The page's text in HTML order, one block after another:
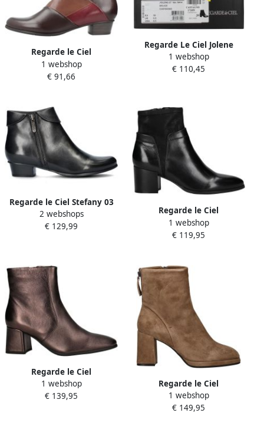
Regarde le Ciel
Enkellaarzen
STEFANY3962757
1 webshop
€ 91,66
Regarde Le Ciel Jolene
Enkellaars
1 webshop
€ 110,45
Regarde le Ciel Stefany 03
enkellaarsjes
2 webshops
€ 129,99
Regarde le Ciel
Enkellaarzen
1 webshop
€ 119,95
Regarde le Ciel
Enkellaarzen
1 webshop
€ 139,95
Regarde le Ciel
Enkellaarzen
1 webshop
€ 149,95